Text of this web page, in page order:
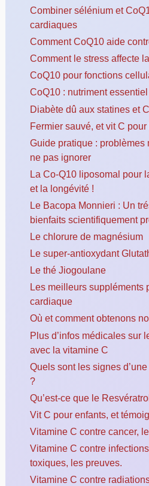
Combiner sélénium et
cardiaques
Comment CoQ10 aide
Comment le stress affecte
CoQ10 pour fonctions
CoQ10 : nutriment
Diabète dû aux statines et
Fermier sauvé, et vit C
Guide pratique : problèmes
ne pas ignorer
La Co-Q10 liposomal pour
et la longévité !
Le Bacopa Monnieri : Un
bienfaits scientifiquement
Le chlorure de magnésium
Le super-antioxydant
Le thé Jiogoulane
Les meilleurs suppléments
cardiaque
Où et comment obtenons
Plus d’infos médicales sur
avec la vitamine C
Quels sont les signes
?
Qu’est-ce que le
Vit C pour enfants, et
Vitamine C contre cancer,
Vitamine C contre
toxiques, les preuves.
Vitamine C contre